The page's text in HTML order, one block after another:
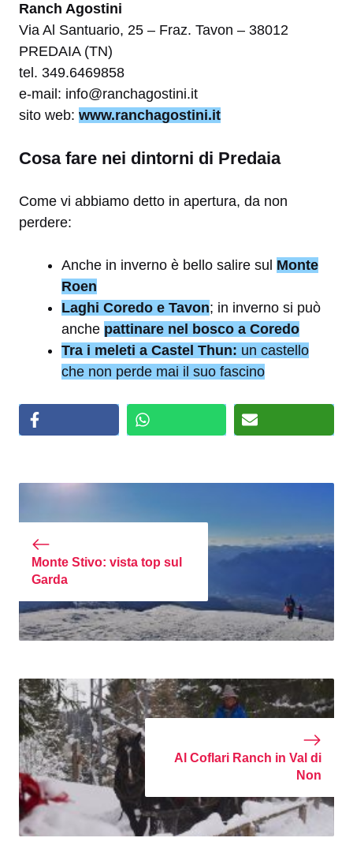
Ranch Agostini
Via Al Santuario, 25 – Fraz. Tavon – 38012
PREDAIA (TN)
tel. 349.6469858
e-mail: info@ranchagostini.it
sito web: www.ranchagostini.it
Cosa fare nei dintorni di Predaia
Come vi abbiamo detto in apertura, da non
perdere:
Anche in inverno è bello salire sul Monte
Roen
Laghi Coredo e Tavon; in inverno si può
anche pattinare nel bosco a Coredo
Tra i meleti a Castel Thun: un castello
che non perde mai il suo fascino
Monte Stivo: vista top sul
Garda
Al Coflari Ranch in Val di
Non